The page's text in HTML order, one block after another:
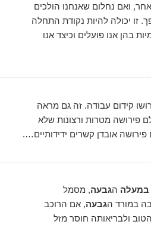
ואם נחלום שאנחנו הולכים
יכולה להיות נקודת התחלה
בהן אנו פועלים וכיצד אנו
קידום עבודה. זה גם מראה
פירושה מטרות ורצונות שלא
אובדן קשרים ידידותיים….
במעלה הגבעה, מסמל
במורד הגבעה, אם הרוכב
ולבריאותה חוסר מזל